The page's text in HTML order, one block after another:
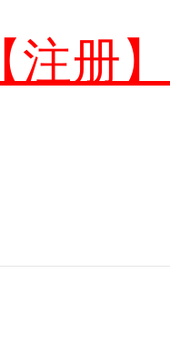
【注册】